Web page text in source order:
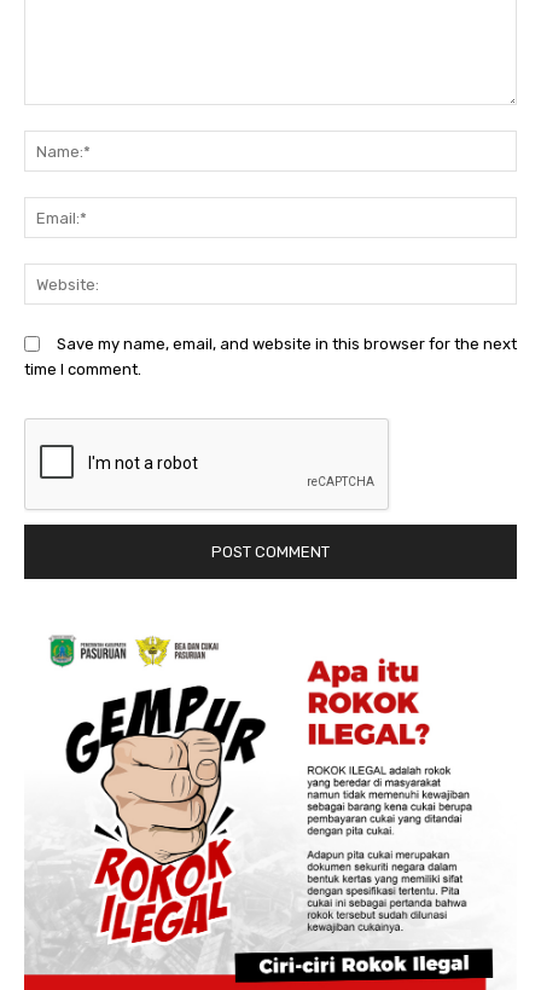
Save my name, email, and website in this browser for the next
time I comment.